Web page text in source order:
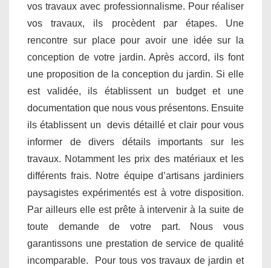
vos travaux avec professionnalisme. Pour réaliser
vos travaux, ils procèdent par étapes. Une
rencontre sur place pour avoir une idée sur la
conception de votre jardin. Après accord, ils font
une proposition de la conception du jardin. Si elle
est validée, ils établissent un budget et une
documentation que nous vous présentons. Ensuite
ils établissent un devis détaillé et clair pour vous
informer de divers détails importants sur les
travaux. Notamment les prix des matériaux et les
différents frais. Notre équipe d’artisans jardiniers
paysagistes expérimentés est à votre disposition.
Par ailleurs elle est prête à intervenir à la suite de
toute demande de votre part. Nous vous
garantissons une prestation de service de qualité
incomparable. Pour tous vos travaux de jardin et